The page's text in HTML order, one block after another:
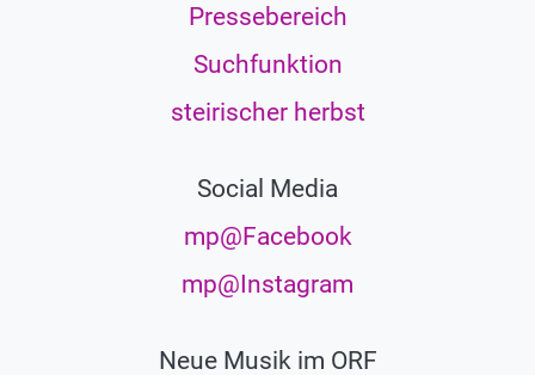
Pressebereich
Suchfunktion
steirischer herbst
Social Media
mp@Facebook
mp@Instagram
Neue Musik im ORF